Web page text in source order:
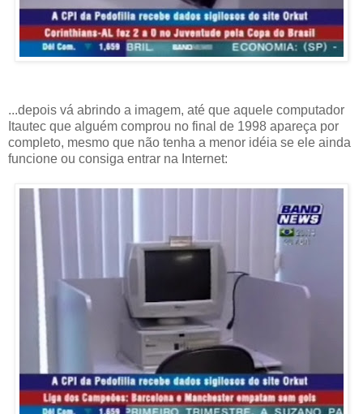
...depois vá abrindo a imagem, até que aquele computador
Itautec que alguém comprou no final de 1998 apareça por
completo, mesmo que não tenha a menor idéia se ele ainda
funcione ou consiga entrar na Internet: